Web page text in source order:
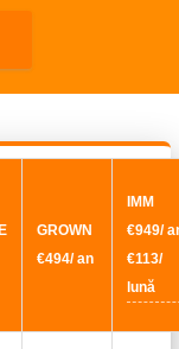
GROWN
€494/ an
IMM
€949/
€113/
lună